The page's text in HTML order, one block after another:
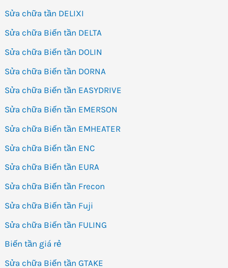
Sửa chữa tần DELIXI
Sửa chữa Biến tần DELTA
Sửa chữa Biến tần DOLIN
Sửa chữa Biến tần DORNA
Sửa chữa Biến tần EASYDRIVE
Sửa chữa Biến tần EMERSON
Sửa chữa Biến tần EMHEATER
Sửa chữa Biến tần ENC
Sửa chữa Biến tần EURA
Sửa chữa Biến tần Frecon
Sửa chữa Biến tần Fuji
Sửa chữa Biến tần FULING
Biến tần giá rẻ
Sửa chữa Biến tần GTAKE